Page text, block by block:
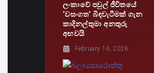
ලංකාවේ පවුල් ජීවිතයේ
‘වසංගත’ බිඳවැටීමක් ගැන
කාදිනල්තුමා අනතුරු
අඟවයි
February 16, 2026